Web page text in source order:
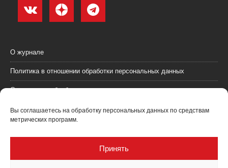
Вы соглашаетесь на обработку персональных данных по средствам
метрических программ.
Принять
О журнале
Политика в отношении обработки персональных данных
Согласие на обработку персональных данных
Пользовательское соглашение (оферта)